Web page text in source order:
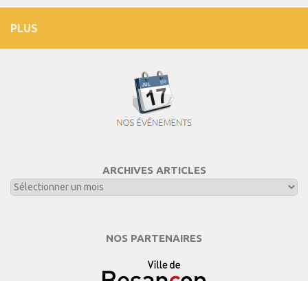
PLUS
ARCHIVES ARTICLES
NOS PARTENAIRES